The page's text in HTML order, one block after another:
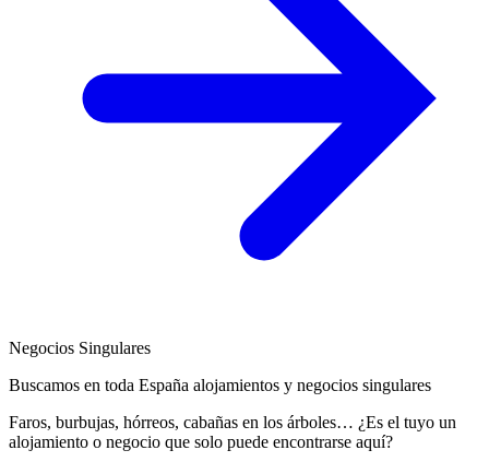
Negocios Singulares
Buscamos en toda España alojamientos y negocios singulares
Faros, burbujas, hórreos, cabañas en los árboles… ¿Es el tuyo un
alojamiento o negocio que solo puede encontrarse aquí?